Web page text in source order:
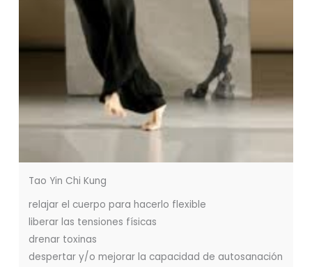
Tao Yin Chi Kung
relajar el cuerpo para hacerlo flexible
liberar las tensiones físicas
drenar toxinas
despertar y/o mejorar la capacidad de autosanación